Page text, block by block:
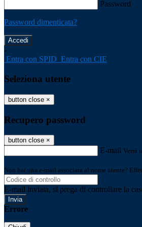
Password
Password dimenticata?
-
Entra con SPID Entra con CIE
Seleziona utente
button close ×
Recupero password
button close ×
E-mail Verrà
Non hai una e-mail associata al nome utente?
E-mail inviata, si prega di controllare la
Errore